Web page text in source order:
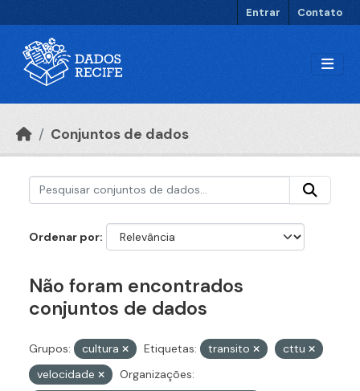
Entrar Contato
Conjuntos de dados
Ordenar por
Não foram encontrados
conjuntos de dados
Grupos: cultura Etiquetas: transito
cttu
velocidade
Organizações: